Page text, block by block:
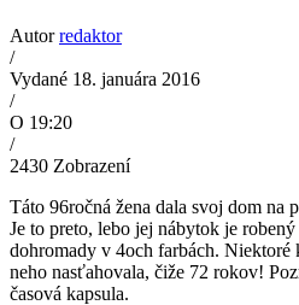
Autorredaktor
/
Vydané 18. januára 2016
/
O 19:20
/
2430 Zobrazení
Táto 96ročná žena dala svoj dom na
Je to preto, lebo jej nábytok je
dohromady v 4och farbách. Niektoré
neho nasťahovala, čiže 72 rokov!
časová kapsula.